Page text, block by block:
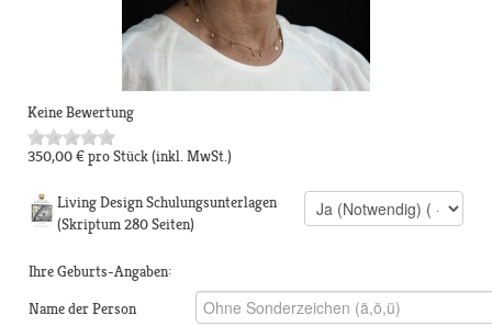
Keine Bewertung
350,00 €pro Stück(inkl. MwSt.)
Living Design Schulungsunterlagen
(Skriptum 280 Seiten)
Ihre Geburts-Angaben:
Name der Person